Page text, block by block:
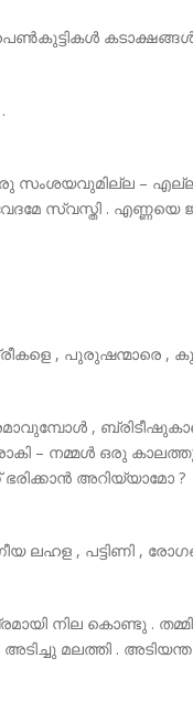
പെൺകുട്ടികൾ
സംശയവുമില്ല –
സ്വസ്തി . എണ്ണയെ
, പുരുഷന്മാരെ ,
,
– നമ്മൾ ഒരു
ഭരിക്കാൻ അറിയ്യാമോ ?
ലഹള , പട്ടിണി ,
നില കൊണ്ടു .
മലത്തി .